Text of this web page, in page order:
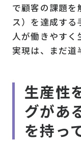
で顧客の課題を
ス）を達成する
人が働きやすく
実現は、まだ道
生産性
グがあ
を持っ